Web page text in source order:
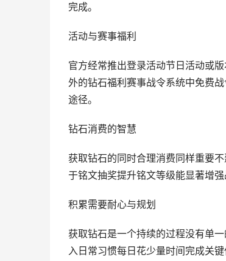
完成。
活动与赛事福利
官方经常推出登录活动节日活动或
外的钻石福利赛事战令系统中免费
途径。
钻石消费的智慧
获取钻石的同时合理消费同样重要
于铭文抽奖提升铭文等级能显著增
积累需要耐心与规划
获取钻石是一个持续的过程没有单
入日常习惯每日花少量时间完成关